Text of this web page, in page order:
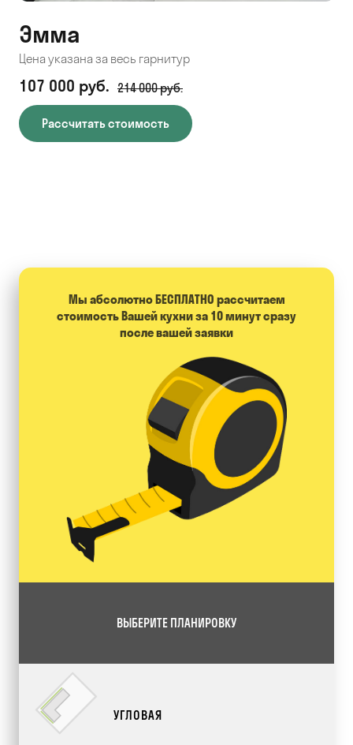
Эмма
Цена указана за весь гарнитур
107 000 руб. 214 000 руб.
Рассчитать стоимость
Мы абсолютно БЕСПЛАТНО расcчитаем
стоимость Вашей кухни за 10 минут сразу
после вашей заявки
ВЫБЕРИТЕ ПЛАНИРОВКУ
УГЛОВАЯ